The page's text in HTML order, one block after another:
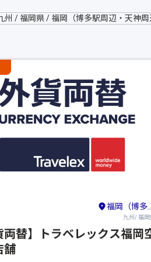
州 / 福岡県 / 福岡（博多駅周辺・天神
福岡（博多駅周辺・天神周辺）・糸島
九州/ 福岡
両替】トラベレックス福岡
舗